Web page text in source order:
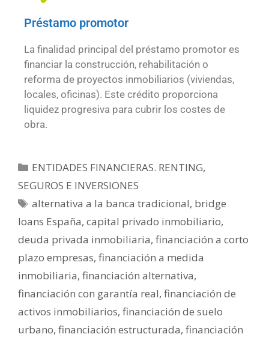
Préstamo promotor
La finalidad principal del préstamo promotor es
financiar la construcción, rehabilitación o
reforma de proyectos inmobiliarios (viviendas,
locales, oficinas). Este crédito proporciona
liquidez progresiva para cubrir los costes de
obra.
ENTIDADES FINANCIERAS. RENTING,
SEGUROS E INVERSIONES
alternativa a la banca tradicional, bridge
loans España, capital privado inmobiliario,
deuda privada inmobiliaria, financiación a corto
plazo empresas, financiación a medida
inmobiliaria, financiación alternativa,
financiación con garantía real, financiación de
activos inmobiliarios, financiación de suelo
urbano, financiación estructurada, financiación